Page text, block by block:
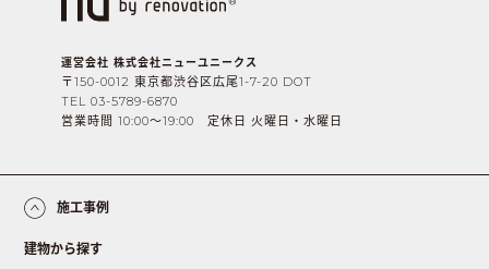
運営会社 株式会社ニューユニークス
〒150-0012 東京都渋谷区広尾1-7-20 DOT
TEL 03-5789-6870
営業時間 10:00〜19:00 定休日 火曜日・水曜日
施工事例
建物から探す